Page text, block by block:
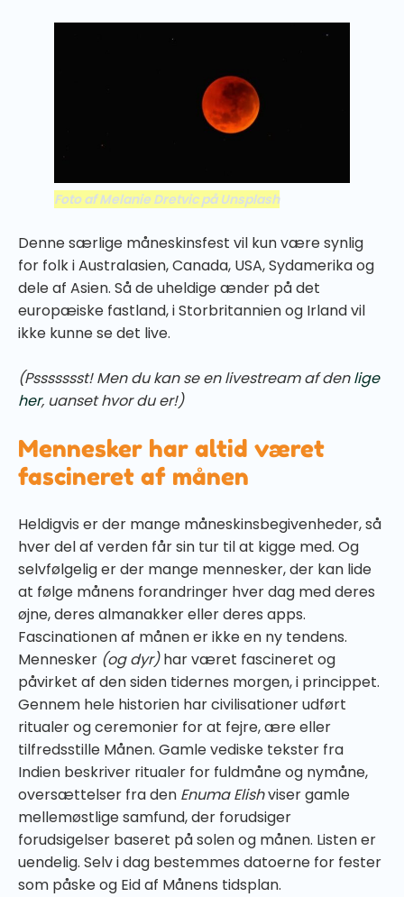
Foto af Melanie Dretvic på Unsplash
Denne særlige måneskinsfest vil kun være synlig
for folk i Australasien, Canada, USA, Sydamerika og
dele af Asien. Så de uheldige ænder på det
europæiske fastland, i Storbritannien og Irland vil
ikke kunne se det live.
(Pssssssst! Men du kan se en livestream af denlige
her, uanset hvor du er!)
Mennesker har altid været
fascineret af månen
Heldigvis er der mange måneskinsbegivenheder, så
hver del af verden får sin tur til at kigge med. Og
selvfølgelig er der mange mennesker, der kan lide
at følge månens forandringer hver dag med deres
øjne, deres almanakker eller deres apps.
Fascinationen af månen er ikke en ny tendens.
Mennesker (og dyr)har været fascineret og
påvirket af den siden tidernes morgen, i princippet.
Gennem hele historien har civilisationer udført
ritualer og ceremonier for at fejre, ære eller
tilfredsstille Månen. Gamle vediske tekster fra
Indien beskriver ritualer for fuldmåne og nymåne,
oversættelser fra den Enuma Elishviser gamle
mellemøstlige samfund, der forudsiger
forudsigelser baseret på solen og månen. Listen er
uendelig. Selv i dag bestemmes datoerne for fester
som påske og Eid af Månens tidsplan.